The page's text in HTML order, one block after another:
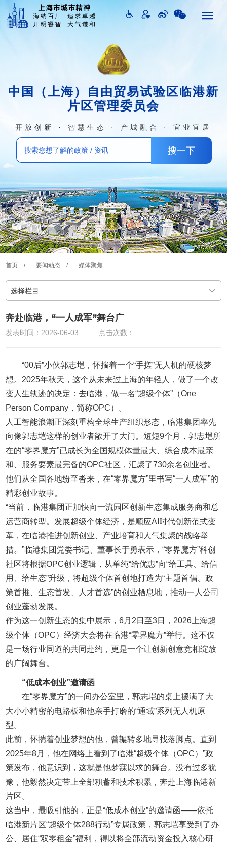
中国（上海）自由贸易试验区临港新
片区管理委员会
开放创新 · 智慧生态 · 产城融合 · 宜业宜居
首页 / 要闻动态 / 媒体聚焦
选择栏目
奔赴临港，“一人成军”舞台广
发表时间：2026-06-03 点击次数：
“00后”小伙郭志垲，怀揣着一个“手搓”无人机的硬核梦
想。2025年秋天，这个从未来过上海的年轻人，做了一个改
变人生轨迹的决定：去临港，做一名“超级个体”（One
Person Company，简称OPC）。
人工智能浪潮正深刻重构全球生产组织形态，临港集团率先
向像郭志垲这样的创业者敞开了大门。短短9个月，郭志垲所
在的“零界魔方”已成长为全国规模体量最大、综合成本最亲
和、服务要素最完备的OPC社区，汇聚了730余名创业者。
他们从全国各地纷至沓来，在“零界魔方”里书写“一人成军”的
精彩创业故事。
“当前，临港集团正加快向一流园区创新生态集成服务商和总
运营商转型。发展超级个体经济，是顺应AI时代创新范式变
革，在临港推进创新创业、产业培育和人气集聚的战略举
措。”临港集团党委书记、董事长于勇表示，“零界魔方”科创
社区将根据OPC创业逻辑，从单纯“给优惠”向“给工具、给信
用、给生态”升级，将超级个体首创地打造为“主题首倡、政
策首推、生态首发、人才首选”的创业栖息地，推动一人公司
创业蓬勃发展。
作为这一创新生态的集中展示，6月2日至3日，2026上海超
级个体（OPC）经济大会将在临港“零界魔方”举行。这不仅
是一场行业同道的共同赴约，更是一个让创新创意竞相绽放
的广阔舞台。
“低成本创业”邀请函
在“零界魔方”的一间办公室里，郭志垲的桌上摆满了大
大小小精密的电路板和他亲手打磨的“通域”系列无人机原
型。
此前，怀揣着创业梦想的他，曾辗转多地寻找落脚点。直到
2025年8月，他在网络上看到了临港“超级个体（OPC）”政
策发布，他意识到，这就是他梦寐以求的舞台。没有过多犹
豫，他毅然决定带上全部积蓄和技术积累，奔赴上海临港新
片区。
这当中，最吸引他的，正是“低成本创业”的邀请函——依托
临港新片区“超级个体288行动”专属政策，郭志垲享受到了办
公、居住“双零租金”福利，得以将全部流动资金投入核心研